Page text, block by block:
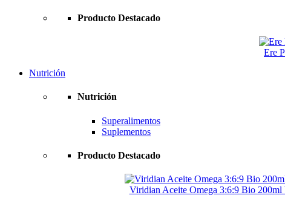
Producto Destacado
Ere
Nutrición
Nutrición
Superalimentos
Suplementos
Producto Destacado
Viridian Aceite Omega 3:6:9 Bio 200ml